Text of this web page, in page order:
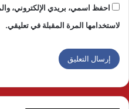
احفظ اسمي، بريدي الإلكتروني،
لاستخدامها المرة المقبلة في تعليقي.